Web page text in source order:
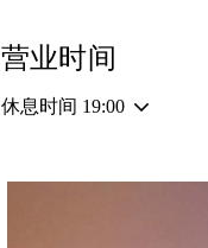
营业时间
休息时间 19:00